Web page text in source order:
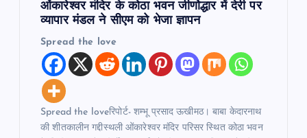
ओंकारेश्वर मंदिर के कोठा भवन जीर्णोद्धार में देरी पर
व्यापार मंडल ने सीएम को भेजा ज्ञापन
Spread the love
Spread the loveरिपोर्ट- शम्भू प्रसाद ऊखीमठ। बाबा केदारनाथ
की शीतकालीन गद्दीस्थली ओंकारेश्वर मंदिर परिसर स्थित कोठा भवन